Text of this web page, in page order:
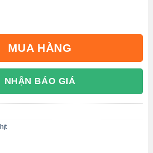
nghiệp INVINA IN-HD-12 số lượng
MUA HÀNG
NHẬN BÁO GIÁ